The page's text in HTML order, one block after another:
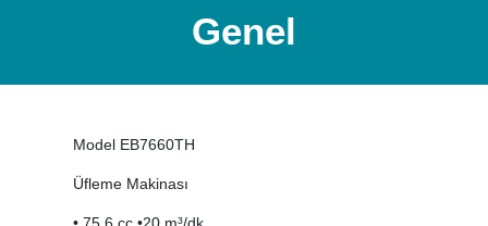
Genel
Model EB7660TH
Üfleme Makinası